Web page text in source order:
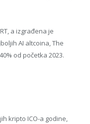
a izgrađena je
AI altcoina, The
od početka 2023.
kripto ICO-a godine,